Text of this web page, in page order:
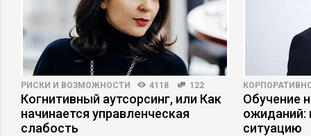
РИСКИ И ВОЗМОЖНОСТИ 4118 122
Когнитивный аутсорсинг, или Как
начинается управленческая
слабость
Обучение
ожиданий:
ситуацию